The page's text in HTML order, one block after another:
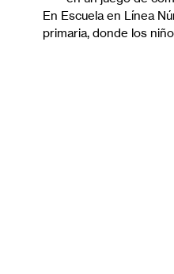
En Escuela en Línea
primaria, donde los